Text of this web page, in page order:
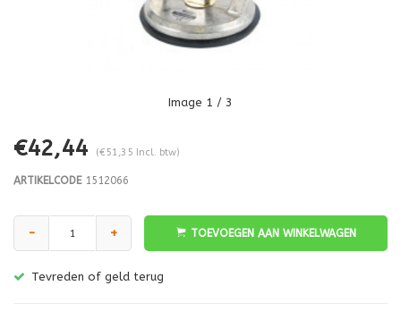
Image 1 / 3
€42,44 (€51,35 Incl. btw)
ARTIKELCODE1512066
- + TOEVOEGEN AAN WINKELWAGEN
Tevreden of geld terug